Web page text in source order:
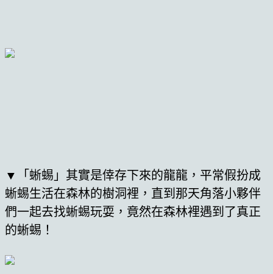
▼「蜥蜴」其實是倖存下來的龍龍，平常假扮成
蜥蜴生活在森林的樹洞裡，直到那天角落小夥伴
們一起去找蜥蜴玩耍，竟然在森林裡遇到了真正
的蜥蜴！